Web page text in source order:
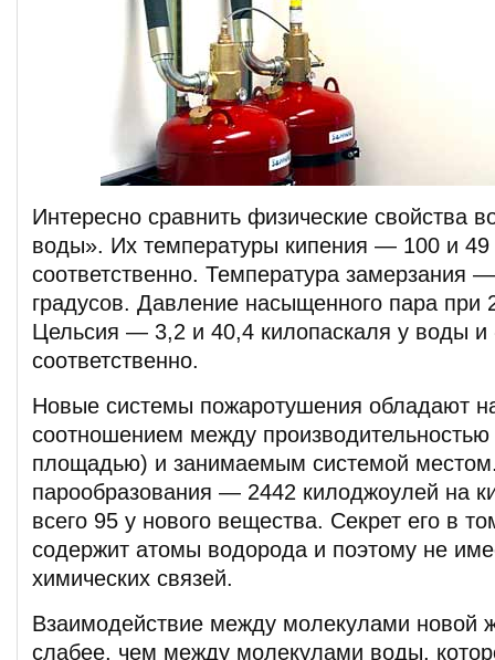
Интересно сравнить физические свойства
воды». Их температуры кипения — 100 и 49
соответственно. Температура замерзания
градусов. Давление насыщенного пара при
Цельсия — 3,2 и 40,4 килопаскаля у воды и
соответственно.
Новые системы пожаротушения обладают
соотношением между
площадью) и занимаемым системой
парообразования — 2442 килоджоулей на
всего 95 у нового вещества. Секрет его в
содержит атомы водорода и поэтому не
химических связей.
Взаимодействие между молекулами новой
слабее, чем между молекулами воды,